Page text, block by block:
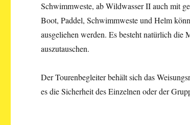
Schwimmweste, ab Wildwasser II auch mit
Boot, Paddel, Schwimmweste und Helm
ausgeliehen werden. Es besteht natürlich
auszutauschen.
Der Tourenbegleiter behält sich das
es die Sicherheit des Einzelnen oder der